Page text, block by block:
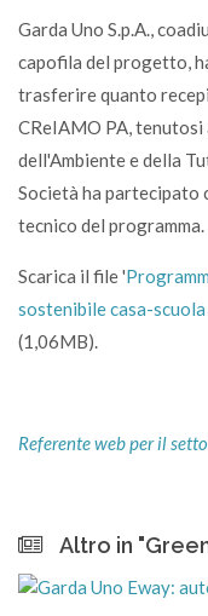
Garda Uno S.p.A.,
capofila del progetto,
trasferire quanto
CReIAMO PA,
dell'Ambiente e della
Società ha partecipato
tecnico del programma.
Scarica il file '
sostenibile casa-
(1,06MB).
Referente web per il
Altro in